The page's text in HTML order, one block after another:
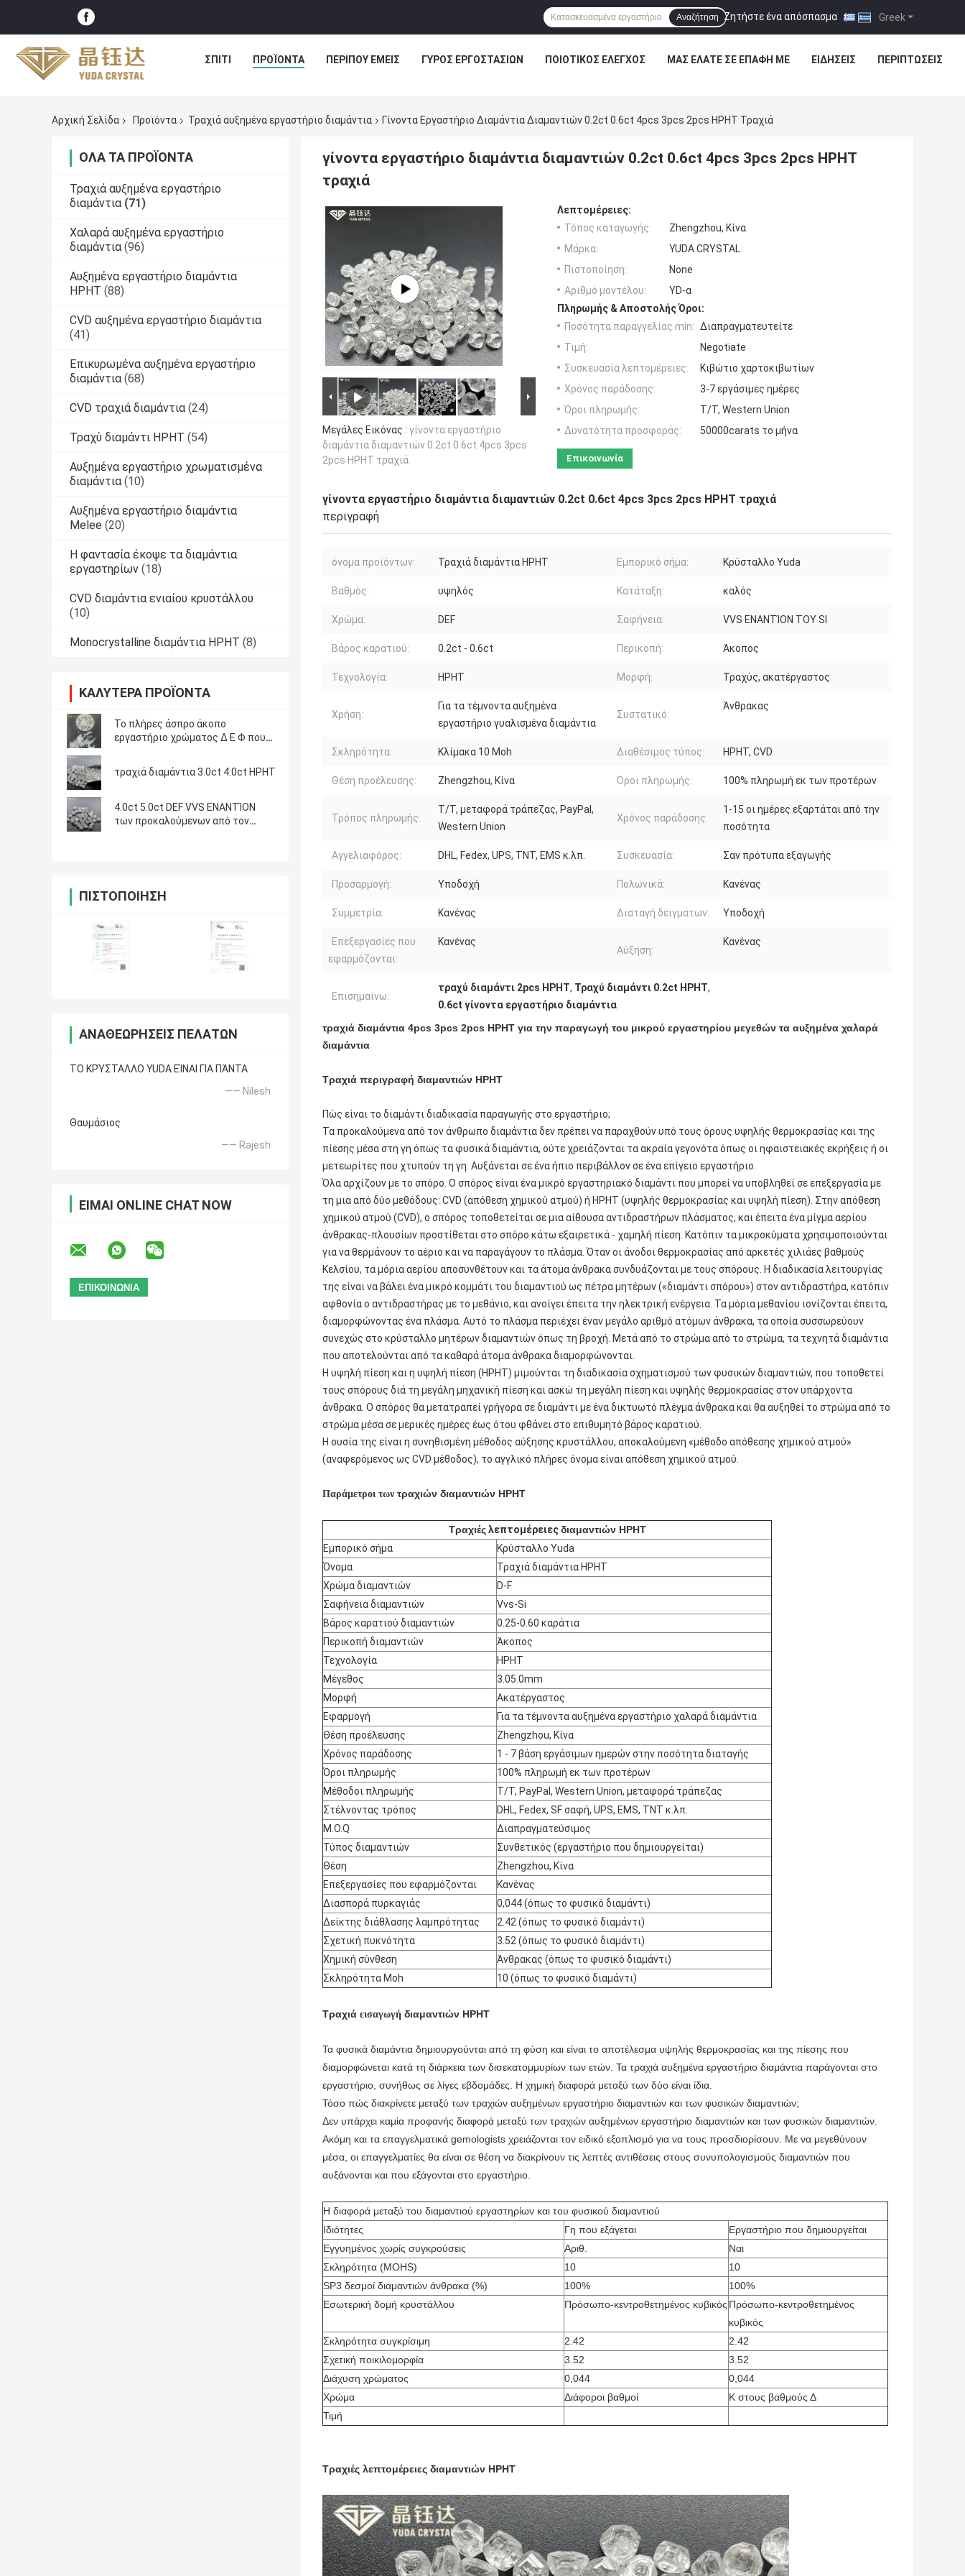
Greek
Ζητήστε ένα απόσπασμα |
Αναζήτηση
ΣΠΊΤΙ ΠΡΟΪΌΝΤΑ ΠΕΡΊΠΟΥ ΕΜΕΊΣ ΓΎΡΟΣ ΕΡΓΟΣΤΑΣΊΩΝ ΠΟΙΟΤΙΚΌΣ ΈΛΕΓΧΟΣ ΜΑΣ ΕΛΆΤΕ ΣΕ ΕΠΑΦΉ ΜΕ ΕΙΔΉΣΕΙΣ ΠΕΡΙΠΤΏΣΕΙΣ
Αρχική Σελίδα Προϊόντα Τραχιά αυξημένα εργαστήριο διαμάντια Γίνοντα Εργαστήριο Διαμάντια Διαμαντιών 0.2ct 0.6ct 4pcs 3pcs 2pcs HPHT Τραχιά
ΌΛΑ ΤΑ ΠΡΟΪΌΝΤΑ
Τραχιά αυξημένα εργαστήριο
διαμάντια (71)
Χαλαρά αυξημένα εργαστήριο
διαμάντια (96)
Αυξημένα εργαστήριο διαμάντια
HPHT (88)
CVD αυξημένα εργαστήριο διαμάντια
(41)
Επικυρωμένα αυξημένα εργαστήριο
διαμάντια (68)
CVD τραχιά διαμάντια (24)
Τραχύ διαμάντι HPHT (54)
Αυξημένα εργαστήριο χρωματισμένα
διαμάντια (10)
Αυξημένα εργαστήριο διαμάντια
Melee (20)
Η φαντασία έκοψε τα διαμάντια
εργαστηρίων (18)
CVD διαμάντια ενιαίου κρυστάλλου
(10)
Monocrystalline διαμάντια HPHT (8)
ΚΑΛΎΤΕΡΑ ΠΡΟΪΌΝΤΑ
Το πλήρες άσπρο άκοπο
εργαστήριο χρώματος Δ Ε Φ που
πραγματικό τραχύ διαμάντι
χαλαρώνει το διαμάντι
τραχιά διαμάντια 3.0ct 4.0ct HPHT
4.0ct 5.0ct DEF VVS ΕΝΑΝΤΊΟΝ
των προκαλούμενων από τον
ΠΙΣΤΟΠΟΊΗΣΗ
ΑΝΑΘΕΩΡΉΣΕΙΣ ΠΕΛΑΤΏΝ
ΤΟ ΚΡΎΣΤΑΛΛΟ YUDA ΕΊΝΑΙ ΓΙΑ ΠΆΝΤΑ
—— Nilesh
Θαυμάσιος
—— Rajesh
ΕΊΜΑΙ ONLINE CHAT NOW
γίνοντα εργαστήριο διαμάντια διαμαντιών 0.2ct 0.6ct 4pcs 3pcs 2pcs HPHT
τραχιά
Μεγάλες Εικόνας : γίνοντα εργαστήριο
διαμάντια διαμαντιών 0.2ct 0.6ct 4pcs 3pcs
2pcs HPHT τραχιά
Λεπτομέρειες:
Τόπος καταγωγής:
Zhengzhou, Κίνα
Μάρκα:
YUDA CRYSTAL
Πιστοποίηση:
None
Αριθμό μοντέλου:
YD-α
Πληρωμής & Αποστολής Όροι:
Ποσότητα παραγγελίας min: Διαπραγματευτείτε
Τιμή:
Negotiate
Συσκευασία λεπτομέρειες:
Κιβώτιο χαρτοκιβωτίων
Χρόνος παράδοσης:
3-7 εργάσιμες ημέρες
Όροι πληρωμής:
T/T, Western Union
Δυνατότητα προσφοράς:
50000carats το μήνα
Επικοινωνία
γίνοντα εργαστήριο διαμάντια διαμαντιών 0.2ct 0.6ct 4pcs 3pcs 2pcs HPHT τραχιά
περιγραφή
όνομα προϊόντων: Τραχιά διαμάντια HPHT Εμπορικό σήμα: Κρύσταλλο Yuda
Βαθμός: υψηλός Κατάταξη: καλός
Χρώμα: DEF Σαφήνεια: VVS ΕΝΑΝΤΊΟΝ ΤΟΥ SI
Βάρος καρατιού: 0.2ct - 0.6ct Περικοπή: Άκοπος
Τεχνολογία: HPHT Μορφή: Τραχύς, ακατέργαστος
Χρήση:
Για τα τέμνοντα αυξημένα
εργαστήριο γυαλισμένα διαμάντια
Συστατικό:
Άνθρακας
Σκληρότητα: Κλίμακα 10 Moh Διαθέσιμος τύπος: HPHT, CVD
Θέση προέλευσης: Zhengzhou, Κίνα Όροι πληρωμής: 100% πληρωμή εκ των προτέρων
Τρόπος πληρωμής:
T/T, μεταφορά τράπεζας, PayPal,
Western Union
Χρόνος παράδοσης:
1-15 οι ημέρες εξαρτάται από την
ποσότητα
Αγγελιαφόρος: DHL, Fedex, UPS, TNT, EMS κ.λπ. Συσκευασία: Σαν πρότυπα εξαγωγής
Προσαρμογή: Υποδοχή Πολωνικά: Κανένας
Συμμετρία: Κανένας Διαταγή δειγμάτων: Υποδοχή
Επεξεργασίες που
εφαρμόζονται:
Κανένας
Αύξηση:
Κανένας
Επισημαίνω:
τραχύ διαμάντι 2pcs HPHT, Τραχύ διαμάντι 0.2ct HPHT,
0.6ct γίνοντα εργαστήριο διαμάντια
τραχιά διαμάντια 4pcs 3pcs 2pcs HPHT για την παραγωγή του μικρού εργαστηρίου μεγεθών τα αυξημένα χαλαρά
διαμάντια
Τραχιά περιγραφή διαμαντιών HPHT
Πώς είναι το διαμάντι διαδικασία παραγωγής στο εργαστήριο;
Τα προκαλούμενα από τον άνθρωπο διαμάντια δεν πρέπει να παραχθούν υπό τους όρους υψηλής θερμοκρασίας και της
πίεσης μέσα στη γη όπως τα φυσικά διαμάντια, ούτε χρειάζονται τα ακραία γεγονότα όπως οι ηφαιστειακές εκρήξεις ή οι
μετεωρίτες που χτυπούν τη γη. Αυξάνεται σε ένα ήπιο περιβάλλον σε ένα επίγειο εργαστήριο.
Όλα αρχίζουν με το σπόρο. Ο σπόρος είναι ένα μικρό εργαστηριακό διαμάντι που μπορεί να υποβληθεί σε επεξεργασία με
τη μια από δύο μεθόδους: CVD (απόθεση χημικού ατμού) ή HPHT (υψηλής θερμοκρασίας και υψηλή πίεση). Στην απόθεση
χημικού ατμού (CVD), ο σπόρος τοποθετείται σε μια αίθουσα αντιδραστήρων πλάσματος, και έπειτα ένα μίγμα αερίου
άνθρακας-πλουσίων προστίθεται στο σπόρο κάτω εξαιρετικά - χαμηλή πίεση. Κατόπιν τα μικροκύματα χρησιμοποιούνται
για να θερμάνουν το αέριο και να παραγάγουν το πλάσμα. Όταν οι άνοδοι θερμοκρασίας από αρκετές χιλιάες βαθμούς
Κελσίου, τα μόρια αερίου αποσυνθέτουν και τα άτομα άνθρακα συνδυάζονται με τους σπόρους. Η διαδικασία λειτουργίας
της είναι να βάλει ένα μικρό κομμάτι του διαμαντιού ως πέτρα μητέρων («διαμάντι σπόρου») στον αντιδραστήρα, κατόπιν
αφθονία ο αντιδραστήρας με το μεθάνιο, και ανοίγει έπειτα την ηλεκτρική ενέργεια. Τα μόρια μεθανίου ιονίζονται έπειτα,
διαμορφώνοντας ένα πλάσμα. Αυτό το πλάσμα περιέχει έναν μεγάλο αριθμό ατόμων άνθρακα, τα οποία συσσωρεύουν
συνεχώς στο κρύσταλλο μητέρων διαμαντιών όπως τη βροχή. Μετά από το στρώμα από το στρώμα, τα τεχνητά διαμάντια
που αποτελούνται από τα καθαρά άτομα άνθρακα διαμορφώνονται.
Η υψηλή πίεση και η υψηλή πίεση (HPHT) μιμούνται τη διαδικασία σχηματισμού των φυσικών διαμαντιών, που τοποθετεί
τους σπόρους διά τη μεγάλη μηχανική πίεση και ασκώ τη μεγάλη πίεση και υψηλής θερμοκρασίας στον υπάρχοντα
άνθρακα. Ο σπόρος θα μετατραπεί γρήγορα σε διαμάντι με ένα δικτυωτό πλέγμα άνθρακα και θα αυξηθεί το στρώμα από το
στρώμα μέσα σε μερικές ημέρες έως ότου φθάνει στο επιθυμητό βάρος καρατιού.
Η ουσία της είναι η συνηθισμένη μέθοδος αύξησης κρυστάλλου, αποκαλούμενη «μέθοδο απόθεσης χημικού ατμού»
(αναφερόμενος ως CVD μέθοδος), το αγγλικό πλήρες όνομα είναι απόθεση χημικού ατμού.
Παράμετροι των τραχιών διαμαντιών HPHT
Τραχιές λεπτομέρειες διαμαντιών HPHT
Εμπορικό σήμα
Κρύσταλλο Yuda
Όνομα
Τραχιά διαμάντια HPHT
Χρώμα διαμαντιών
D-F
Σαφήνεια διαμαντιών
Vvs-Si
Βάρος καρατιού διαμαντιών
0.25-0.60 καράτια
Περικοπή διαμαντιών
Άκοπος
Τεχνολογία
HPHT
Μέγεθος
3.05.0mm
Μορφή
Ακατέργαστος
Εφαρμογή
Για τα τέμνοντα αυξημένα εργαστήριο χαλαρά διαμάντια
Θέση προέλευσης
Zhengzhou, Κίνα
Χρόνος παράδοσης
1 - 7 βάση εργάσιμων ημερών στην ποσότητα διαταγής
Όροι πληρωμής
100% πληρωμή εκ των προτέρων
Μέθοδοι πληρωμής
T/T, PayPal, Western Union, μεταφορά τράπεζας
Στέλνοντας τρόπος
DHL, Fedex, SF σαφή, UPS, EMS, TNT κ.λπ.
M.O.Q
Διαπραγματεύσιμος
Τύπος διαμαντιών
Συνθετικός (εργαστήριο που δημιουργείται)
Θέση
Zhengzhou, Κίνα
Επεξεργασίες που εφαρμόζονται
Κανένας
Διασπορά πυρκαγιάς
0,044 (όπως το φυσικό διαμάντι)
Δείκτης διάθλασης λαμπρότητας
2.42 (όπως το φυσικό διαμάντι)
Σχετική πυκνότητα
3.52 (όπως το φυσικό διαμάντι)
Χημική σύνθεση
Άνθρακας (όπως το φυσικό διαμάντι)
Σκληρότητα Moh
10 (όπως το φυσικό διαμάντι)
Τραχιά εισαγωγή διαμαντιών HPHT
Τα φυσικά διαμάντια δημιουργούνται από τη φύση και είναι το αποτέλεσμα υψηλής θερμοκρασίας και της πίεσης που
διαμορφώνεται κατά τη διάρκεια των δισεκατομμυρίων των ετών. Τα τραχιά αυξημένα εργαστήριο διαμάντια παράγονται στο
εργαστήριο, συνήθως σε λίγες εβδομάδες. Η χημική διαφορά μεταξύ των δύο είναι ίδια.
Τόσο πώς διακρίνετε μεταξύ των τραχιών αυξημένων εργαστήριο διαμαντιών και των φυσικών διαμαντιών;
Δεν υπάρχει καμία προφανής διαφορά μεταξύ των τραχιών αυξημένων εργαστήριο διαμαντιών και των φυσικών διαμαντιών.
Ακόμη και τα επαγγελματικά gemologists χρειάζονται τον ειδικό εξοπλισμό για να τους προσδιορίσουν. Με να μεγεθύνουν
μέσα, οι επαγγελματίες θα είναι σε θέση να διακρίνουν τις λεπτές αντιθέσεις στους συνυπολογισμούς διαμαντιών που
αυξάνονται και που εξάγονται στο εργαστήριο.
Η διαφορά μεταξύ του διαμαντιού εργαστηρίων και του φυσικού διαμαντιού
Ιδιότητες
Γη που εξάγεται
Εργαστήριο που δημιουργείται
Εγγυημένος χωρίς συγκρούσεις
Αριθ.
Ναι
Σκληρότητα (MOHS)
10
10
SP3 δεσμοί διαμαντιών άνθρακα (%)
100%
100%
Εσωτερική δομή κρυστάλλου
Πρόσωπο-κεντροθετημένος κυβικός Πρόσωπο-κεντροθετημένος
κυβικός
Σκληρότητα συγκρίσιμη
2.42
2.42
Σχετική ποικιλομορφία
3.52
3.52
Διάχυση χρώματος
0,044
0,044
Χρώμα
Διάφοροι βαθμοί
Κ στους βαθμούς Δ
Τιμή
Τραχιές λεπτομέρειες διαμαντιών HPHT